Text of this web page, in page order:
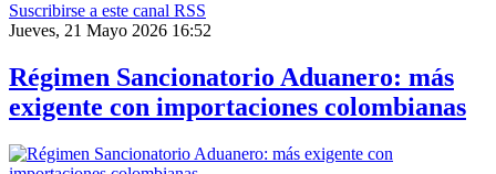
Suscribirse a este canal RSS
Jueves, 21 Mayo 2026 16:52
Régimen Sancionatorio Aduanero: más
exigente con importaciones colombianas